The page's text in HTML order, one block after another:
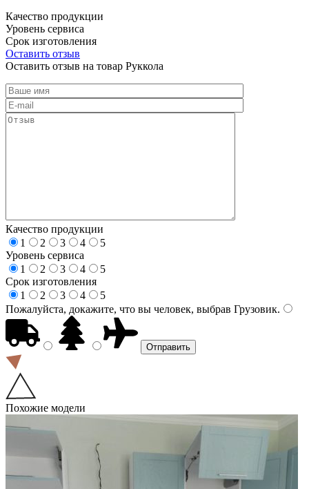
Качество продукции
Уровень сервиса
Срок изготовления
Оставить отзыв
Оставить отзыв на товар Руккола
Качество продукции
1
2 3 4
5
Уровень сервиса
1
2 3 4
5
Срок изготовления
1
2 3 4
5
Пожалуйста, докажите, что вы человек, выбрав Грузовик.
Похожие модели